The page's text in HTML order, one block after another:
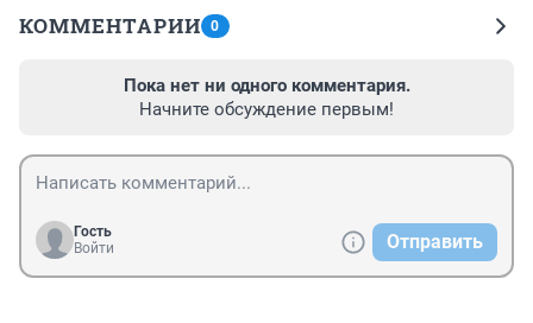
КОММЕНТАРИИ 0
Пока нет ни одного комментария.
Начните обсуждение первым!
Гость
Войти
Отправить